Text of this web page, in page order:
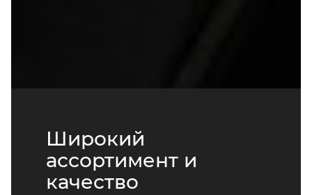
Широкий
ассортимент и
качество